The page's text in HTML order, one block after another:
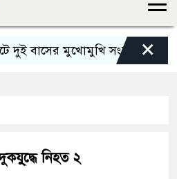
বাসের মুখোমুখি সংঘর্ষে নিহত বেড়ে
×
নিহত ২